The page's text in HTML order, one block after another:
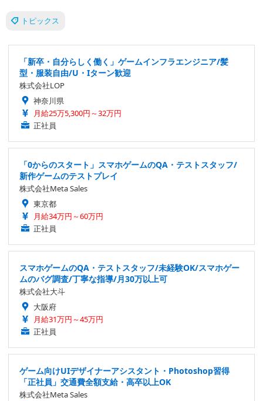
トピックス
「新卒・自分らしく働く」ゲームインフラエンジニア/髪
型・服装自由/U・Iターン歓迎
株式会社LOP
神奈川県
月給25万5,300円～32万円
正社員
「0からのスタート」スマホゲームのQA・テストスタッフ/
新作ゲームのテストプレイ
株式会社Meta Sales
東京都
月給34万円～60万円
正社員
スマホゲームのQA・テストスタッフ/未経験OK/スマホゲー
ムのバグ調査/丁寧な指導/月30万以上可
株式会社大斗
大阪府
月給31万円～45万円
正社員
ゲーム向けUIデザイナーアシスタント・Photoshop習得
「正社員」交通費全額支給・高卒以上OK
株式会社Meta Sales